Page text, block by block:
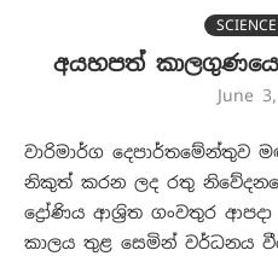
අයහපත්
June
වාරිමාර්ග දෙපාර්තමේන්තුව
නිකුත් කරන ලද රතු
ද්‍රෝණිය ආශ්‍රිත ගංවතුර
කාලය තුළ සෙමින් වර්ධනය